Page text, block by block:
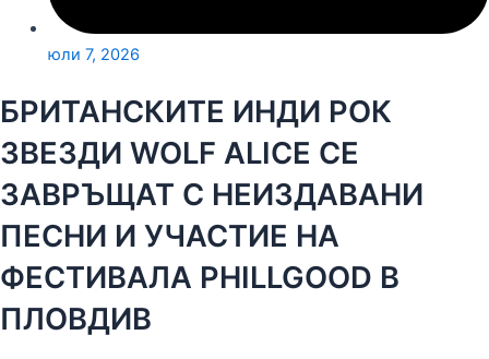
юли 7, 2026
БРИТАНСКИТЕ ИНДИ РОК
ЗВЕЗДИ WOLF ALICE СЕ
ЗАВРЪЩАТ С НЕИЗДАВАНИ
ПЕСНИ И УЧАСТИЕ НА
ФЕСТИВАЛА PHILLGOOD В
ПЛОВДИВ